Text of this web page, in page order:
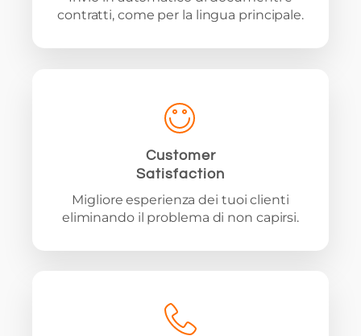
contratti, come per la lingua principale.
Customer
Satisfaction
Migliore esperienza dei tuoi clienti
eliminando il problema di non capirsi.